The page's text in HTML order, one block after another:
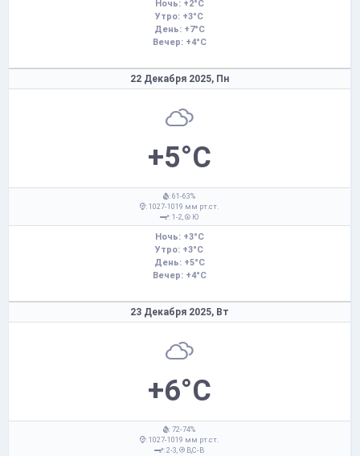
Ночь: +2°C
Утро: +3°C
День: +7°C
Вечер: +4°C
22 Декабря 2025, Пн
+5°C
: 61-63%
: 1027-1019 мм рт.ст.
: 1-2,
Ю
Ночь: +3°C
Утро: +3°C
День: +5°C
Вечер: +4°C
23 Декабря 2025, Вт
+6°C
: 72-74%
: 1027-1019 мм рт.ст.
: 2-3,
В,С-В